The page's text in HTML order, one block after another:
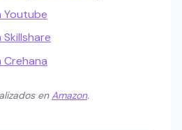
Youtube
enAmazon.